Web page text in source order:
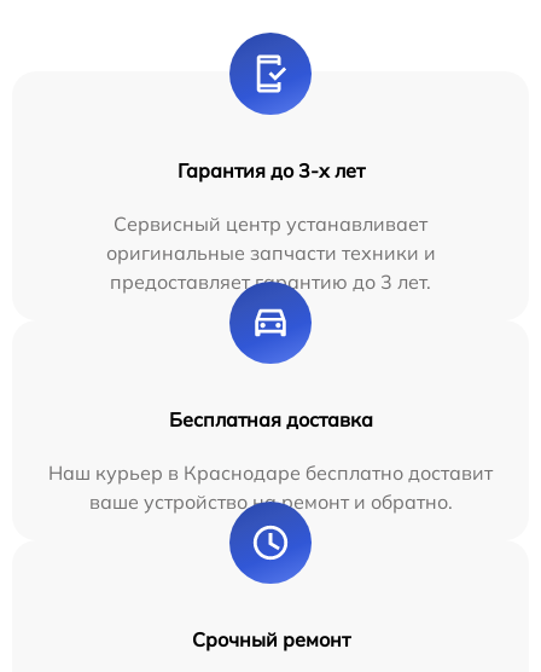
Гарантия до 3-х лет
Сервисный центр устанавливает
оригинальные запчасти техники и
предоставляет гарантию до 3 лет.
Бесплатная доставка
Наш курьер в Краснодаре бесплатно доставит
ваше устройство на ремонт и обратно.
Срочный ремонт